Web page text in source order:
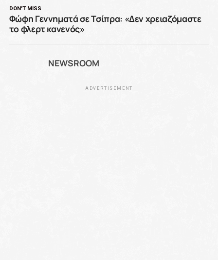
DON'T MISS
Φώφη Γεννηματά σε Τσίπρα: «Δεν χρειαζόμαστε
το φλερτ κανενός»
NEWSROOM
ADVERTISEMENT